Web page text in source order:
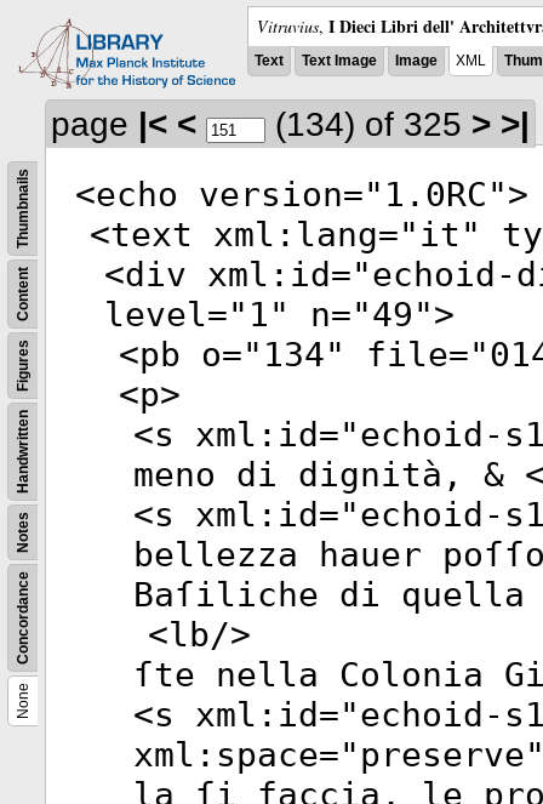
Vitruvius, I Dieci Libri dell'
Text Text Image Image XML
None
Concordance
Notes
Handwritten
Figures
Content
Thumbnails
page |< < (134) of 325 > >|
<echo version=" 1.0RC">
<text xml:lang="it"
<div xml:id="echoid-
level=" 1" n="49">
<pb o=" 134" file="
<p>
<s xml:id="echoid-
meno di dignità, &
<s xml:id="echoid-
bellezza hauer
Baſiliche di quella
<lb/>
ſte nella Colonia
<s xml:id="echoid-
xml:space="preserve
la ſi faccia, le